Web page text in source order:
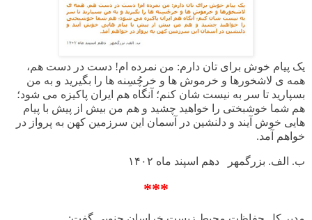
یک پیام خوش برای تان دارم: من نمرده ام! دست در دست هم،
همه ی لاشخورها و خرموش ها و خرچُسِنه ها را بگیرید و به من
بسپارید تا سر به نیست شان کنم؛ آنگاه هم ایران پاکیزه می شود؛
هم شما خوشبختی را خواهید چشید و هم من بیش از پیش با پیام
هایی خوش آیند و دلنشین در آسمان این سرزمین کهن به پرواز در
خواهم آمد.
ب. الف. بزرگمهر دهم اسپند ماه ۱۴۰۲
***